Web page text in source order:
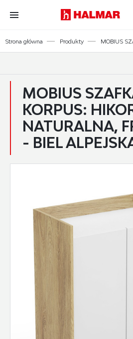
Przejdź do treści.
Przejdź do menu.
Przejdź do wyszukiwarki.
Strona główna Produkty MOBIUS
MOBIUS
KORPUS:
NATURALNA,
- BIEL